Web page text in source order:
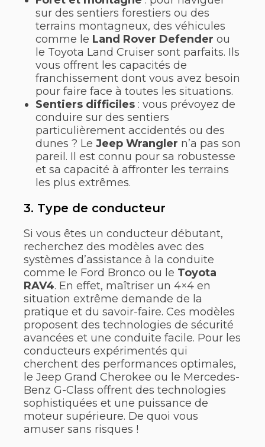
sur des sentiers forestiers ou des
terrains montagneux, des véhicules
comme le Land Rover Defender ou
le Toyota Land Cruiser sont parfaits. Ils
vous offrent les capacités de
franchissement dont vous avez besoin
pour faire face à toutes les situations.
Sentiers difficiles : vous prévoyez de
conduire sur des sentiers
particulièrement accidentés ou des
dunes ? Le Jeep Wrangler n’a pas son
pareil. Il est connu pour sa robustesse
et sa capacité à affronter les terrains
les plus extrêmes.
3. Type de conducteur
Si vous êtes un conducteur débutant,
recherchez des modèles avec des
systèmes d’assistance à la conduite
comme le Ford Bronco ou le Toyota
RAV4. En effet, maîtriser un 4×4 en
situation extrême demande de la
pratique et du savoir-faire. Ces modèles
proposent des technologies de sécurité
avancées et une conduite facile. Pour les
conducteurs expérimentés qui
cherchent des performances optimales,
le Jeep Grand Cherokee ou le Mercedes-
Benz G-Class offrent des technologies
sophistiquées et une puissance de
moteur supérieure. De quoi vous
amuser sans risques !